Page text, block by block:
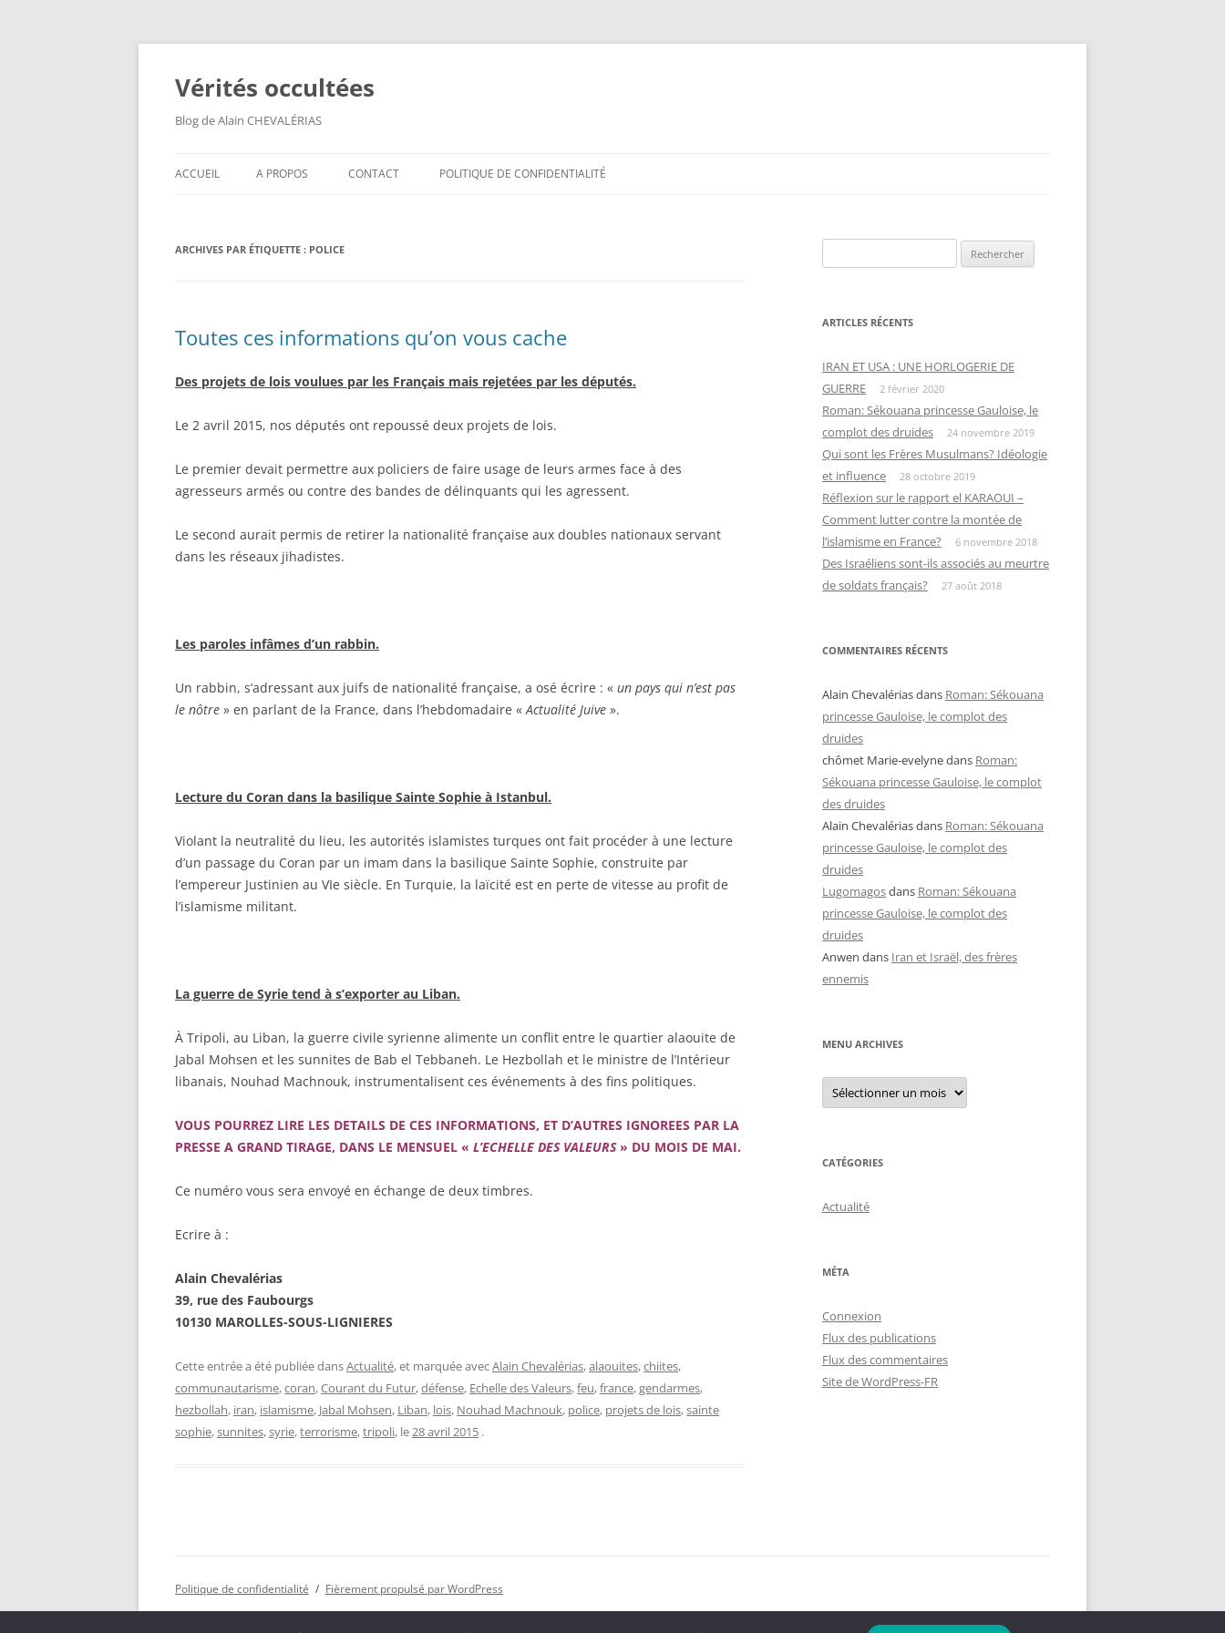
Aller
contenu
Vérités occultées
Blog de Alain CHEVALÉRIAS
ACCUEIL A PROPOS CONTACT POLITIQUE DE CONFIDENTIALITÉ
ARCHIVES PAR ÉTIQUETTE : POLICE
Toutes ces informations qu’on vous cache
Des projets de lois voulues par les Français mais rejetées par les députés.
Le 2 avril 2015, nos députés ont repoussé deux projets de lois.
Le premier devait permettre aux policiers de faire usage de leurs armes face à des
agresseurs armés ou contre des bandes de délinquants qui les agressent.
Le second aurait permis de retirer la nationalité française aux doubles nationaux servant
dans les réseaux jihadistes.
Les paroles infâmes d’un rabbin.
Un rabbin, s’adressant aux juifs de nationalité française, a osé écrire : « un pays qui n’est pas
le nôtre » en parlant de la France, dans l’hebdomadaire «Actualité Juive ».
Lecture du Coran dans la basilique Sainte Sophie à Istanbul.
Violant la neutralité du lieu, les autorités islamistes turques ont fait procéder à une lecture
d’un passage du Coran par un imam dans la basilique Sainte Sophie, construite par
l’empereur Justinien au VIe siècle. En Turquie, la laïcité est en perte de vitesse au profit de
l’islamisme militant.
La guerre de Syrie tend à s’exporter au Liban.
À Tripoli, au Liban, la guerre civile syrienne alimente un conflit entre le quartier alaouite de
Jabal Mohsen et les sunnites de Bab el Tebbaneh. Le Hezbollah et le ministre de l’Intérieur
libanais, Nouhad Machnouk, instrumentalisent ces événements à des fins politiques.
VOUS POURREZ LIRE LES DETAILS DE CES INFORMATIONS, ET D’AUTRES IGNOREES PAR LA
PRESSE A GRAND TIRAGE, DANS LE MENSUEL « L’ECHELLE DES VALEURS» DU MOIS DE MAI.
Ce numéro vous sera envoyé en échange de deux timbres.
Ecrire à :
Alain Chevalérias
39, rue des Faubourgs
10130 MAROLLES-SOUS-LIGNIERES
Cette entrée a été publiée dansActualité, et marquée avecAlain Chevalérias,alaouites,chiites,
communautarisme,coran,Courant du Futur,défense, Echelle des Valeurs,feu,france,gendarmes,
hezbollah, iran, islamisme, Jabal Mohsen, Liban, lois, Nouhad Machnouk, police, projets de lois,sainte
sophie,sunnites,syrie,terrorisme,tripoli, le28 avril 2015 .
ARTICLES RÉCENTS
IRAN ET USA : UNE HORLOGERIE DE
GUERRE
2 février 2020
Roman: Sékouana princesse Gauloise, le
complot des druides
24 novembre 2019
Qui sont les Frères Musulmans? Idéologie
et influence
28 octobre 2019
Réflexion sur le rapport el KARAOUI –
Comment lutter contre la montée de
l’islamisme en France?
6 novembre 2018
Des Israéliens sont-ils associés au meurtre
de soldats français?
27 août 2018
COMMENTAIRES RÉCENTS
Alain Chevalériasdans Roman: Sékouana
princesse Gauloise, le complot des
druides
chômet Marie-evelynedans Roman:
Sékouana princesse Gauloise, le complot
des druides
Alain Chevalériasdans Roman: Sékouana
princesse Gauloise, le complot des
druides
Lugomagosdans Roman: Sékouana
princesse Gauloise, le complot des
druides
Anwen dans Iran et Israël, des frères
ennemis
MENU ARCHIVES
Menu
archives
CATÉGORIES
Actualité
MÉTA
Connexion
Flux des publications
Flux des commentaires
Site de WordPress-FR
Politique de confidentialité Fièrement propulsé par WordPress